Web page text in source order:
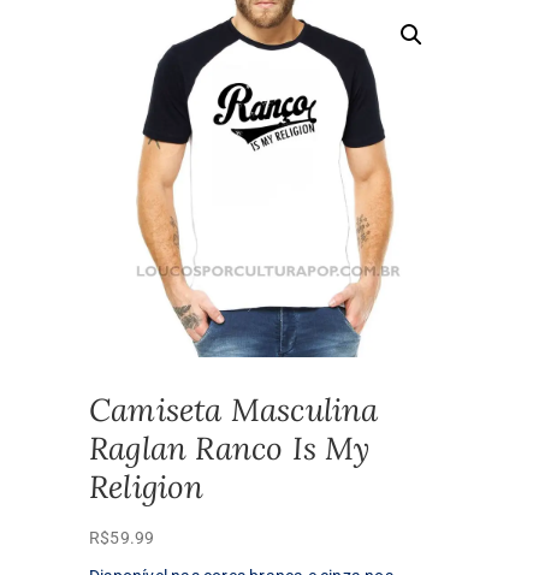
Camiseta Masculina
Raglan Ranco Is My
Religion
R$59.99